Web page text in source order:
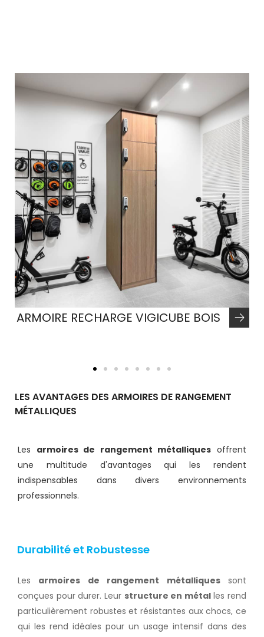
ARMOIRE RECHARGE VIGICUBE BOIS
LES AVANTAGES DES ARMOIRES DE RANGEMENT
MÉTALLIQUES
Les armoires de rangement métalliques offrent
une multitude d'avantages qui les rendent
indispensables dans divers environnements
professionnels.
Durabilité et Robustesse
Les armoires de rangement métalliquessont
conçues pour durer. Leur structure en métalles rend
particulièrement robustes et résistantes aux chocs, ce
qui les rend idéales pour un usage intensif dans des